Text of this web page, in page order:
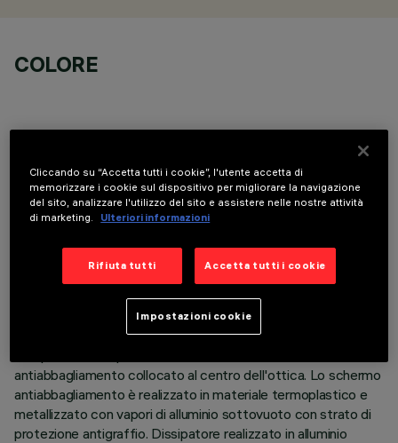
COLORE
DATI TECNICI
ULTIMO AGGIORNAMENTO: 06/08/2026
Apparecchio rotondo fisso finalizzato all'utilizzo di sorgente
LED con tecnologia C.o.B. Versione con falda per installazione
ad appoggio. Riflettore termoplastico prismatizzato
antiabbagliamento collocato al centro dell'ottica. Lo schermo
antiabbagliamento è realizzato in materiale termoplastico e
metallizzato con vapori di alluminio sottovuoto con strato di
protezione antigraffio. Dissipatore realizzato in alluminio
Cliccando su “Accetta tutti i cookie”, l'utente accetta di
memorizzare i cookie sul dispositivo per migliorare la navigazione
del sito, analizzare l'utilizzo del sito e assistere nelle nostre attività
di marketing.
Ulteriori informazioni
Rifiuta tutti Accetta tutti i cookie
Impostazioni cookie